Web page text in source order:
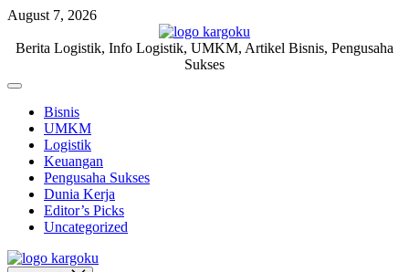
Skip
content
August 7, 2026
KARGOKU.ID
Berita Logistik, Info Logistik, UMKM, Artikel Bisnis, Pengusaha
Sukses
Off
CanvasBisnis
UMKM
Logistik
Keuangan
Pengusaha Sukses
Dunia Kerja
Editor’s Picks
Uncategorized